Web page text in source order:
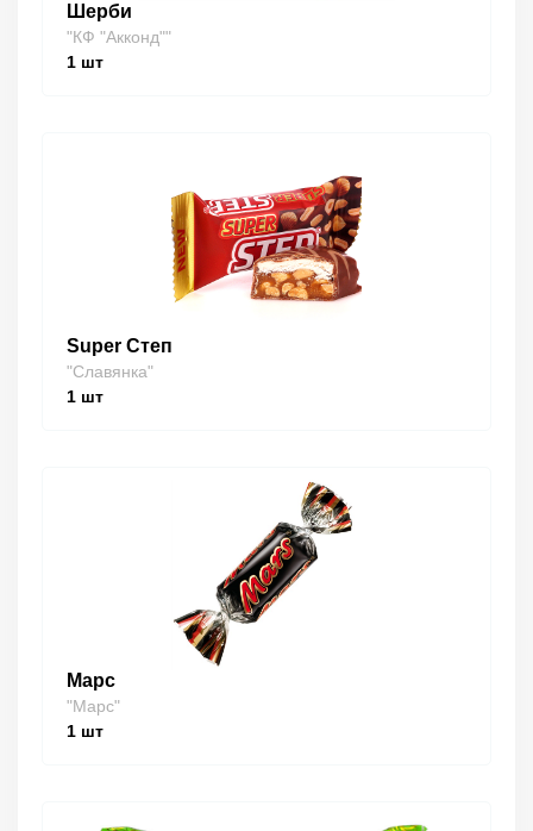
Шерби
"КФ "Акконд""
1 шт
Super Степ
"Славянка"
1 шт
Марс
"Марс"
1 шт